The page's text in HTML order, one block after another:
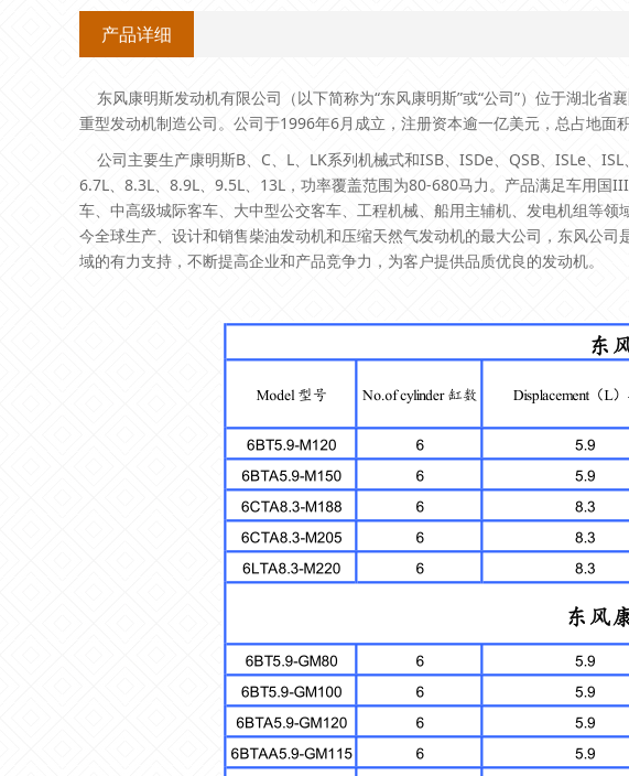
产品详细
东风康明斯发动机有限公司（以下简称为“东风康明斯”或“公司”）位于湖北
重型发动机制造公司。公司于1996年6月成立，注册资本逾一亿美元，总占地面
公司主要生产康明斯B、C、L、LK系列机械式和ISB、ISDe、QSB、ISLe、
6.7L、8.3L、8.9L、9.5L、13L，功率覆盖范围为80-680马力。产品满足车用
车、中高级城际客车、大中型公交客车、工程机械、船用主辅机、发电机组等
今全球生产、设计和销售柴油发动机和压缩天然气发动机的最大公司，东风公
域的有力支持，不断提高企业和产品竞争力，为客户提供品质优良的发动机。